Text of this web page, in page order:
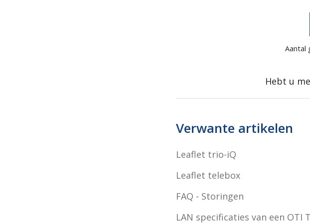
Aantal
Hebt u
Verwante artikelen
Leaflet trio-iQ
Leaflet telebox
FAQ - Storingen
LAN specificaties van een OTI